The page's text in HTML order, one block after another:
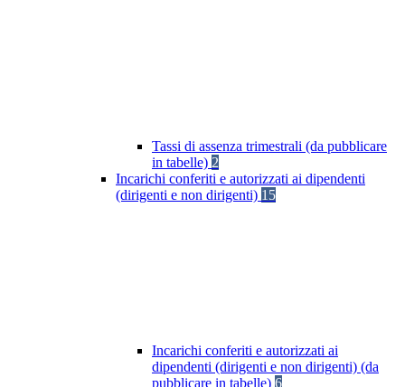
Tassi di assenza trimestrali (da pubblicare
in tabelle) 2
Incarichi conferiti e autorizzati ai dipendenti
(dirigenti e non dirigenti) 15
Incarichi conferiti e autorizzati ai
dipendenti (dirigenti e non dirigenti) (da
pubblicare in tabelle) 6